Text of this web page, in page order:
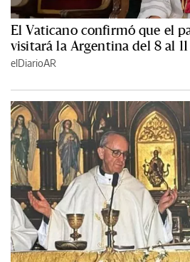
El Vaticano confirmó que el
visitará la Argentina del 8 al
elDiarioAR